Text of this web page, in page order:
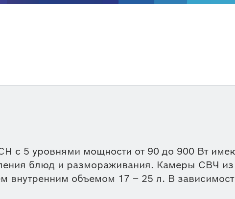
с 5 уровнями мощности от 90 до 900 Вт
блюд и размораживания. Камеры СВЧ из
внутренним объемом 17 – 25 л. В
1200 Вт. На странице каждого прибора